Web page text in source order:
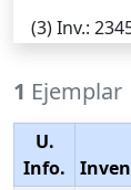
(3)Inv.:
1 Ejemplar
U.
Info.